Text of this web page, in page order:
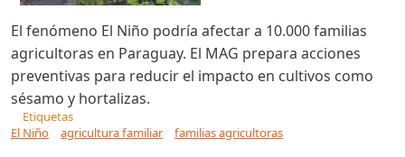
El fenómeno El Niño podría afectar a 10.000 familias
agricultoras en Paraguay. El MAG prepara acciones
preventivas para reducir el impacto en cultivos como
sésamo y hortalizas.
Etiquetas
El Niño
agricultura familiar familias agricultoras